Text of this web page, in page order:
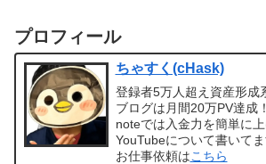
プロフィール
ちゃすく(cHask)
登録者5万人超え資産形成
ブログは月間20万PV達成！
noteでは入金力を簡単に
YouTubeについて書いてま
お仕事依頼はこちら